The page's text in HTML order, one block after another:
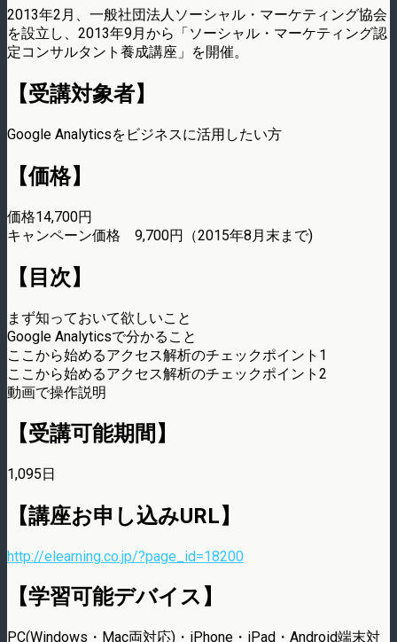
2013年2月、一般社団法人ソーシャル・マーケティング協会
を設立し、2013年9月から「ソーシャル・マーケティング認
定コンサルタント養成講座」を開催。
【受講対象者】
Google Analyticsをビジネスに活用したい方
【価格】
価格14,700円
キャンペーン価格 9,700円（2015年8月末まで)
【目次】
まず知っておいて欲しいこと
Google Analyticsで分かること
ここから始めるアクセス解析のチェックポイント1
ここから始めるアクセス解析のチェックポイント2
動画で操作説明
【受講可能期間】
1,095日
【講座お申し込みURL】
http://elearning.co.jp/?page_id=18200
【学習可能デバイス】
PC(Windows・Mac両対応)・iPhone・iPad・Android端末対